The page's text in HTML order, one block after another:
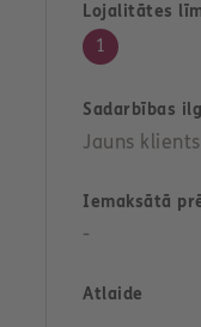
1
Jauns klients
-